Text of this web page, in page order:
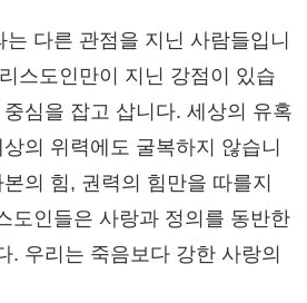
다른 관점을 지닌 사람들입니
스도인만이 지닌 강점이 있습
심을 잡고 삽니다. 세상의 유혹
의 위력에도 굴복하지 않습니
의 힘, 권력의 힘만을 따를지
도인들은 사랑과 정의를 동반한
. 우리는 죽음보다 강한 사랑의